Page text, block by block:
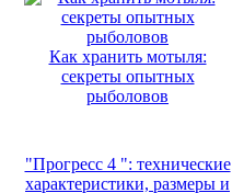
Как хранить мотыля:
секреты опытных
рыболовов
"Прогресс 4 ": технические
характеристики, размеры и